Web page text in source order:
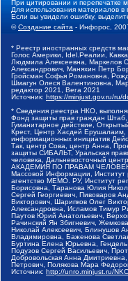
При цитировании и перепечатке
Для использования материалов
Если вы увидели ошибку,
©Создание сайта - Инфорос,
* Реестр иностранных средств
Голос Америки, Idel.Реалии,
Людмила Алексеевна, Маркелов
Александрович, Маняхин Петр
Гройсман Софья Романовна,
Шмагун Олеся Валентиновна,
редактор 2021, Вега 2021
Источник: https://minjust.gov.ru/ru/
* Сведения реестра НКО,
Фонд защиты прав граждан
Гуманитарное действие,
Крест, Центр Хасдей Ерушалаим,
информационных инициатив
Так, центр Сова, центр Анна,
защиты СИБАЛЬТ, Уральская
человека, Дальневосточный
АКАДЕМИЯ ПО ПРАВАМ ЧЕЛОВЕКА,
Массовой Информации, Институт
агентство МЕМО. РУ, Институт
Борисовна, Таранова Юлия
Сергей Георгиевич, Пивоваров
Викторович, Шарипков Олег
Александровна, Исламов Тимур
Паутов Юрий Анатольевич,
Рачинский Ян Збигневич,
Николай Алексеевич, Блинушов
Владимировна, Баженова
Буртина Елена Юрьевна,
Подузов Сергей Васильевич,
Добровольская Анна
Петрович, Полякова Мара
Источник: http://unro.minjust.ru/